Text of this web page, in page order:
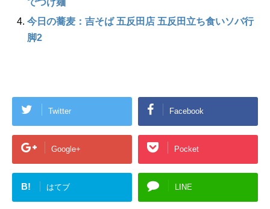
今日の蕎麦：吉そば 五反田店 五反田立ち食いソバ行
脚2
Twitter Facebook
Google+ Pocket
B! はてブ LINE